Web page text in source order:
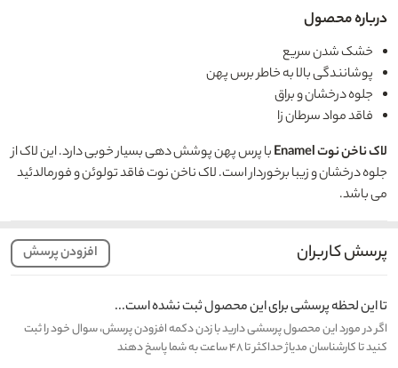
درباره محصول
خشک شدن سریع
پوشانندگی بالا به خاطر برس پهن
جلوه درخشان و براق
فاقد مواد سرطان زا
لاک ناخن نوت Enamel
با پرس پهن پوشش دهی بسیار خوبی دارد. این لاک از
جلوه درخشان و زیبا برخوردار است. لاک ناخن نوت فاقد تولوئن و فورمالدئید
می باشد.
پرسش کاربران افزودن پرسش
تا این لحظه پرسشی برای این محصول ثبت نشده است...
اگر در مورد این محصول پرسشی دارید با زدن دکمه افزودن پرسش، سوال خود را ثبت
کنید تا کارشناسان مدیاژ حداکثر تا ۴۸ ساعت به شما پاسخ دهند